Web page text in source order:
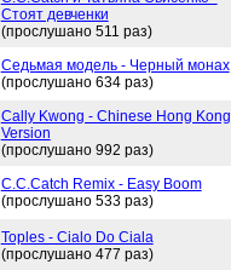
Стоят девченки
(прослушано 511 раз)
Седьмая модель - Черный монах
(прослушано 634 раз)
Cally Kwong - Chinese Hong Kong
Version
(прослушано 992 раз)
C.C.Catch Remix - Easy Boom
(прослушано 533 раз)
Toples - Cialo Do Ciala
(прослушано 477 раз)